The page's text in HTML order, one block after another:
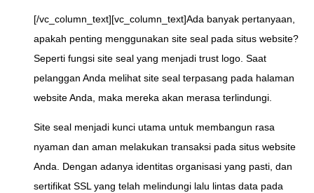
[/vc_column_text][vc_column_text]Ada banyak pertanyaan,
apakah penting menggunakan site seal pada situs website?
Seperti fungsi site seal yang menjadi trust logo. Saat
pelanggan Anda melihat site seal terpasang pada halaman
website Anda, maka mereka akan merasa terlindungi.
Site seal menjadi kunci utama untuk membangun rasa
nyaman dan aman melakukan transaksi pada situs website
Anda. Dengan adanya identitas organisasi yang pasti, dan
sertifikat SSL yang telah melindungi lalu lintas data pada